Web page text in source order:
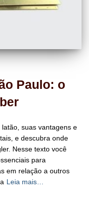
Paulo: o
suas vantagens e
e descubra onde
Nesse texto você
para
em relação a outros
Leia mais…